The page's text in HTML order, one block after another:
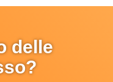
delle